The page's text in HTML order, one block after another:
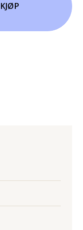
KJØP